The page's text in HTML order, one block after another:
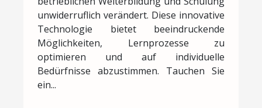
unwiderruflich verändert. Diese innovative
Technologie bietet beeindruckende
Möglichkeiten, Lernprozesse zu
optimieren und auf individuelle
Bedürfnisse abzustimmen. Tauchen Sie
ein...